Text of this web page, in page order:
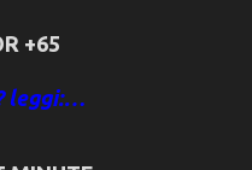
+65
leggi:…